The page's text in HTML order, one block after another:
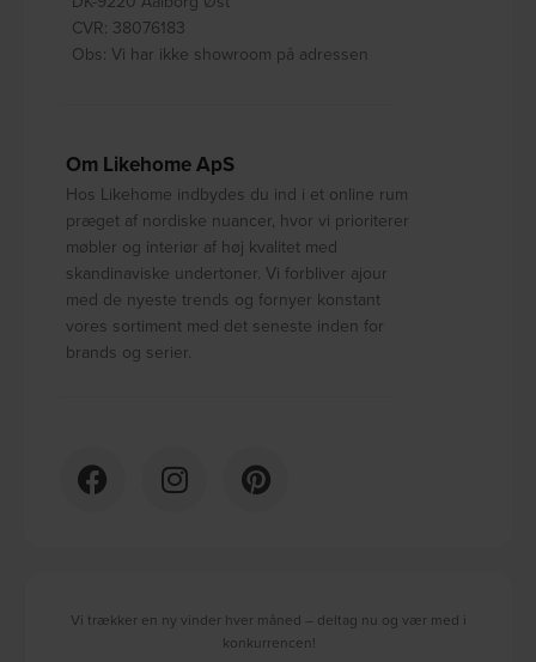
CVR: 38076183
Obs: Vi har ikke showroom på adressen
Om Likehome ApS
Hos Likehome indbydes du ind i et online rum
præget af nordiske nuancer, hvor vi prioriterer
møbler og interiør af høj kvalitet med
skandinaviske undertoner. Vi forbliver ajour
med de nyeste trends og fornyer konstant
vores sortiment med det seneste inden for
brands og serier.
Vi trækker en ny vinder hver måned – deltag nu og vær med i
konkurrencen!